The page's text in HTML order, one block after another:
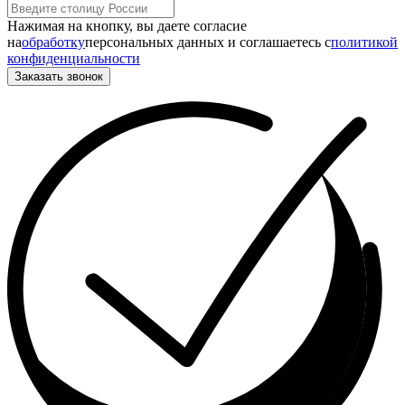
Нажимая на кнопку, вы даете согласие
наобработкуперсональных данных и соглашаетесь cполитикой
конфиденциальности
Заказать звонок